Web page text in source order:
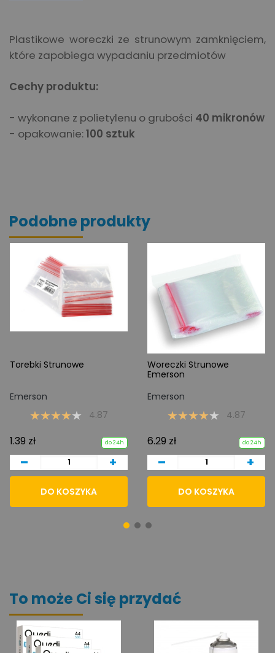
Plastikowe woreczki ze strunowym zamknięciem,
które zapobiega wypadaniu przedmiotów
Cechy produktu:
- wykonane z polietylenu o grubości 40 mikronów
- opakowanie:100 sztuk
Podobne produkty
Torebki Strunowe
Emerson
4.87
1.39 zł do 24h
- +
DO KOSZYKA
Woreczki Strunowe
Emerson
Emerson
4.87
6.29 zł do 24h
- +
DO KOSZYKA
To może Ci się przydać